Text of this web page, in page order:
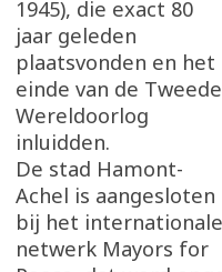
1945), die exact 80
jaar geleden
plaatsvonden en het
einde van de Tweede
Wereldoorlog
inluidden.
De stad Hamont-
Achel is aangesloten
bij het internationale
netwerk Mayors for